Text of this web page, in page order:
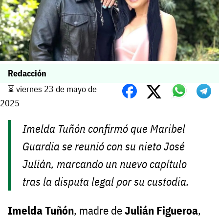
Redacción
⌛️ viernes 23 de mayo de
2025
Imelda Tuñón confirmó que Maribel
Guardia se reunió con su nieto José
Julián, marcando un nuevo capítulo
tras la disputa legal por su custodia.
Imelda Tuñón, madre deJulián Figueroa,